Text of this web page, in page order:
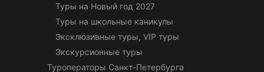
Туры на Новый год 2027
Туры на школьные каникулы
Эксклюзивные туры, VIP туры
Экскурсионные туры
Туроператоры Санкт-Петербурга